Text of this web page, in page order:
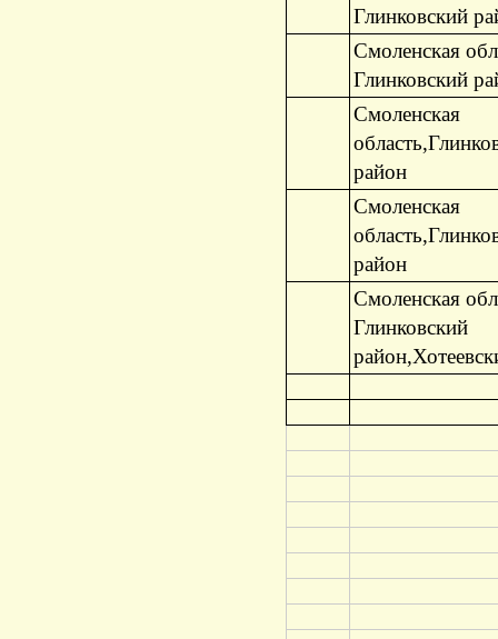
Глинковский
Смоленская
Глинковский
Смоленская
район
Смоленская
район
Смоленская
Глинковский